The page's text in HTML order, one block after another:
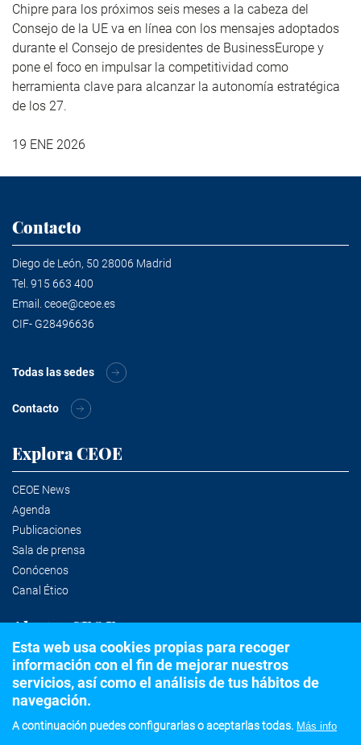
Chipre para los próximos seis meses a la cabeza del
Consejo de la UE va en línea con los mensajes adoptados
durante el Consejo de presidentes de BusinessEurope y
pone el foco en impulsar la competitividad como
herramienta clave para alcanzar la autonomía estratégica
de los 27.
19 ENE 2026
Contacto
Diego de León, 50 28006 Madrid
Tel. 915 663 400
Email. ceoe@ceoe.es
CIF- G28496636
Todas las sedes
Contacto
Explora CEOE
CEOE News
Agenda
Publicaciones
Sala de prensa
Conócenos
Canal Ético
Alertas CEOE
Suscríbete a la newsletter
Esta web usa cookies propias para recoger
información con el fin de mejorar nuestros
servicios, así como el análisis de tus hábitos de
navegación.
A continuación puedes configurarlas o aceptarlas todas. Más info